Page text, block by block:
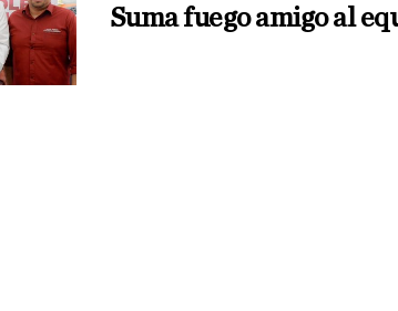
Suma fuego amigo al